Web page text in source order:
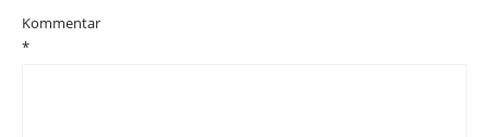
Kommentar
*